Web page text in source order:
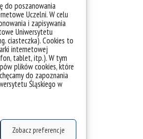
do poszanowania
Uczelni. W celu
i zapisywania
Uniwersytetu
ciasteczka). Cookies to
internetowej
tablet, itp.). W tym
plików cookies, które
do zapoznania
Śląskiego w
Zobacz preferencje
Point